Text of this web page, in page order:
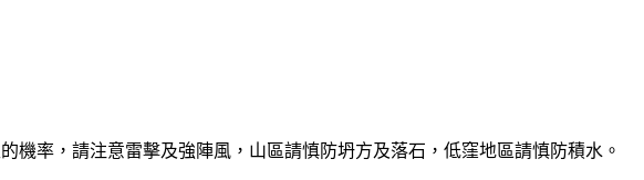
率，請注意雷擊及強陣風，山區請慎防坍方及落石，低窪地區請慎防積水。